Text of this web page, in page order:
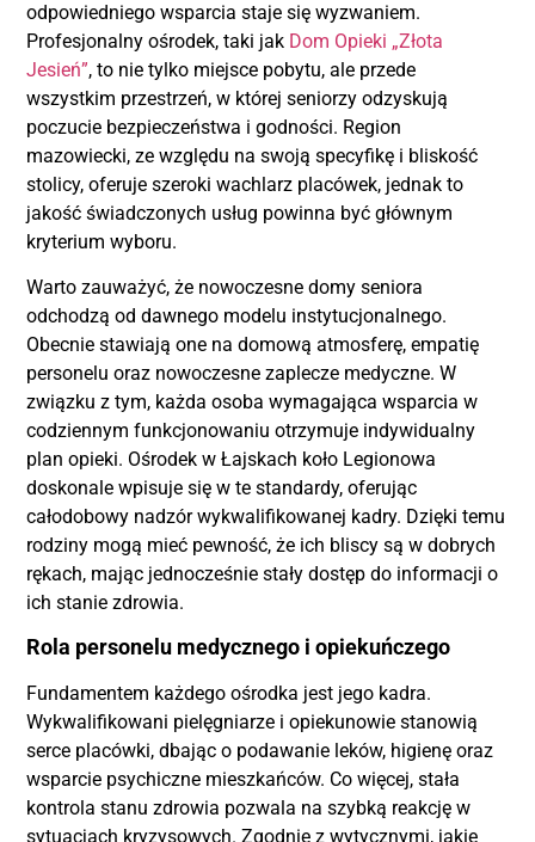
odpowiedniego wsparcia staje się wyzwaniem.
Profesjonalny ośrodek, taki jak Dom Opieki „Złota
Jesień”, to nie tylko miejsce pobytu, ale przede
wszystkim przestrzeń, w której seniorzy odzyskują
poczucie bezpieczeństwa i godności. Region
mazowiecki, ze względu na swoją specyfikę i bliskość
stolicy, oferuje szeroki wachlarz placówek, jednak to
jakość świadczonych usług powinna być głównym
kryterium wyboru.
Warto zauważyć, że nowoczesne domy seniora
odchodzą od dawnego modelu instytucjonalnego.
Obecnie stawiają one na domową atmosferę, empatię
personelu oraz nowoczesne zaplecze medyczne. W
związku z tym, każda osoba wymagająca wsparcia w
codziennym funkcjonowaniu otrzymuje indywidualny
plan opieki. Ośrodek w Łajskach koło Legionowa
doskonale wpisuje się w te standardy, oferując
całodobowy nadzór wykwalifikowanej kadry. Dzięki temu
rodziny mogą mieć pewność, że ich bliscy są w dobrych
rękach, mając jednocześnie stały dostęp do informacji o
ich stanie zdrowia.
Rola personelu medycznego i opiekuńczego
Fundamentem każdego ośrodka jest jego kadra.
Wykwalifikowani pielęgniarze i opiekunowie stanowią
serce placówki, dbając o podawanie leków, higienę oraz
wsparcie psychiczne mieszkańców. Co więcej, stała
kontrola stanu zdrowia pozwala na szybką reakcję w
sytuacjach kryzysowych. Zgodnie z wytycznymi, jakie